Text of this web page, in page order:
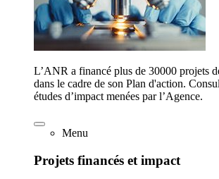
L’ANR a financé plus de 30000 projets
dans le cadre de son Plan d'action.
études d’impact menées par l’Agence.
Menu
Projets financés et impact